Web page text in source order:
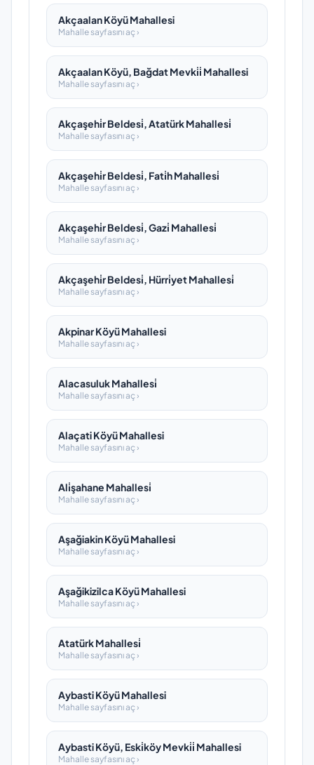
Akçaalan Köyü Mahallesi
Mahalle sayfasını aç ›
Akçaalan Köyü, Bağdat Mevki̇i̇ Mahallesi
Mahalle sayfasını aç ›
Akçaşehi̇r Beldesi̇, Atatürk Mahallesi̇
Mahalle sayfasını aç ›
Akçaşehi̇r Beldesi̇, Fati̇h Mahallesi̇
Mahalle sayfasını aç ›
Akçaşehi̇r Beldesi̇, Gazi̇ Mahallesi̇
Mahalle sayfasını aç ›
Akçaşehi̇r Beldesi̇, Hürri̇yet Mahallesi̇
Mahalle sayfasını aç ›
Akpinar Köyü Mahallesi
Mahalle sayfasını aç ›
Alacasuluk Mahallesi̇
Mahalle sayfasını aç ›
Alaçati Köyü Mahallesi
Mahalle sayfasını aç ›
Ali̇şahane Mahallesi̇
Mahalle sayfasını aç ›
Aşağiakin Köyü Mahallesi
Mahalle sayfasını aç ›
Aşağikizilca Köyü Mahallesi
Mahalle sayfasını aç ›
Atatürk Mahallesi̇
Mahalle sayfasını aç ›
Aybasti Köyü Mahallesi
Mahalle sayfasını aç ›
Aybasti Köyü, Eski̇köy Mevki̇i̇ Mahallesi
Mahalle sayfasını aç ›